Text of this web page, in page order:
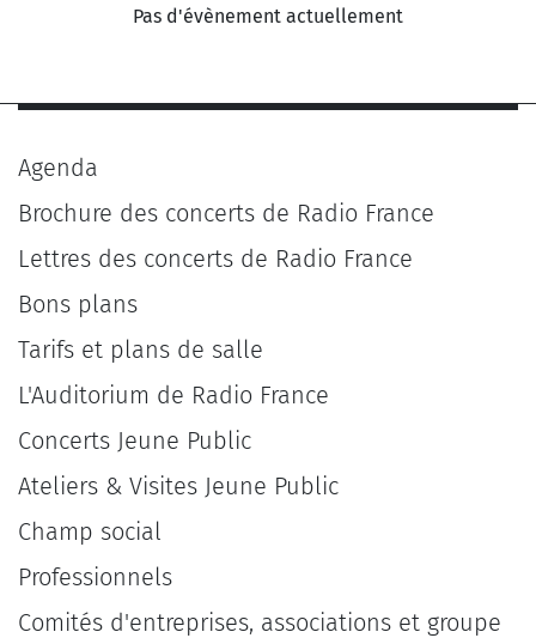
Pas d'évènement actuellement
Agenda
Brochure des concerts de Radio France
Lettres des concerts de Radio France
Bons plans
Tarifs et plans de salle
L'Auditorium de Radio France
Concerts Jeune Public
Ateliers & Visites Jeune Public
Champ social
Professionnels
Comités d'entreprises, associations et groupe